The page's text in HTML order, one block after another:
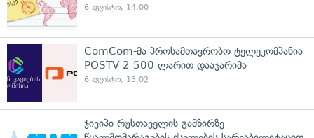
6 აგვისტო, 14:00
ComCom-მა პროსამთავრობო ტელეკომპანია
POSTV 2 500 ლარით დააჯარიმა
6 აგვისტო, 13:02
ჯივიპი რუსთაველის გამზირზე